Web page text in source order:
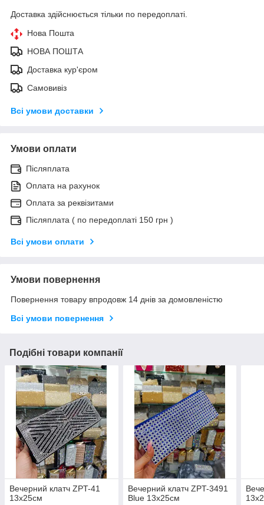
Доставка здійснюється тільки по передоплаті.
Нова Пошта
НОВА ПОШТА
Доставка кур'єром
Самовивіз
Всі умови доставки
Умови оплати
Післяплата
Оплата на рахунок
Оплата за реквізитами
Післяплата ( по передоплаті 150 грн )
Всі умови оплати
Умови повернення
Повернення товару впродовж 14 днів за домовленістю
Всі умови повернення
Подібні товари компанії
Вечерний клатч ZPT-41
13х25см
Вечерний клатч ZPT-3491
Blue 13х25см